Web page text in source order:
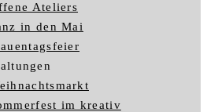
Ateliers
in den Mai
im kreativ